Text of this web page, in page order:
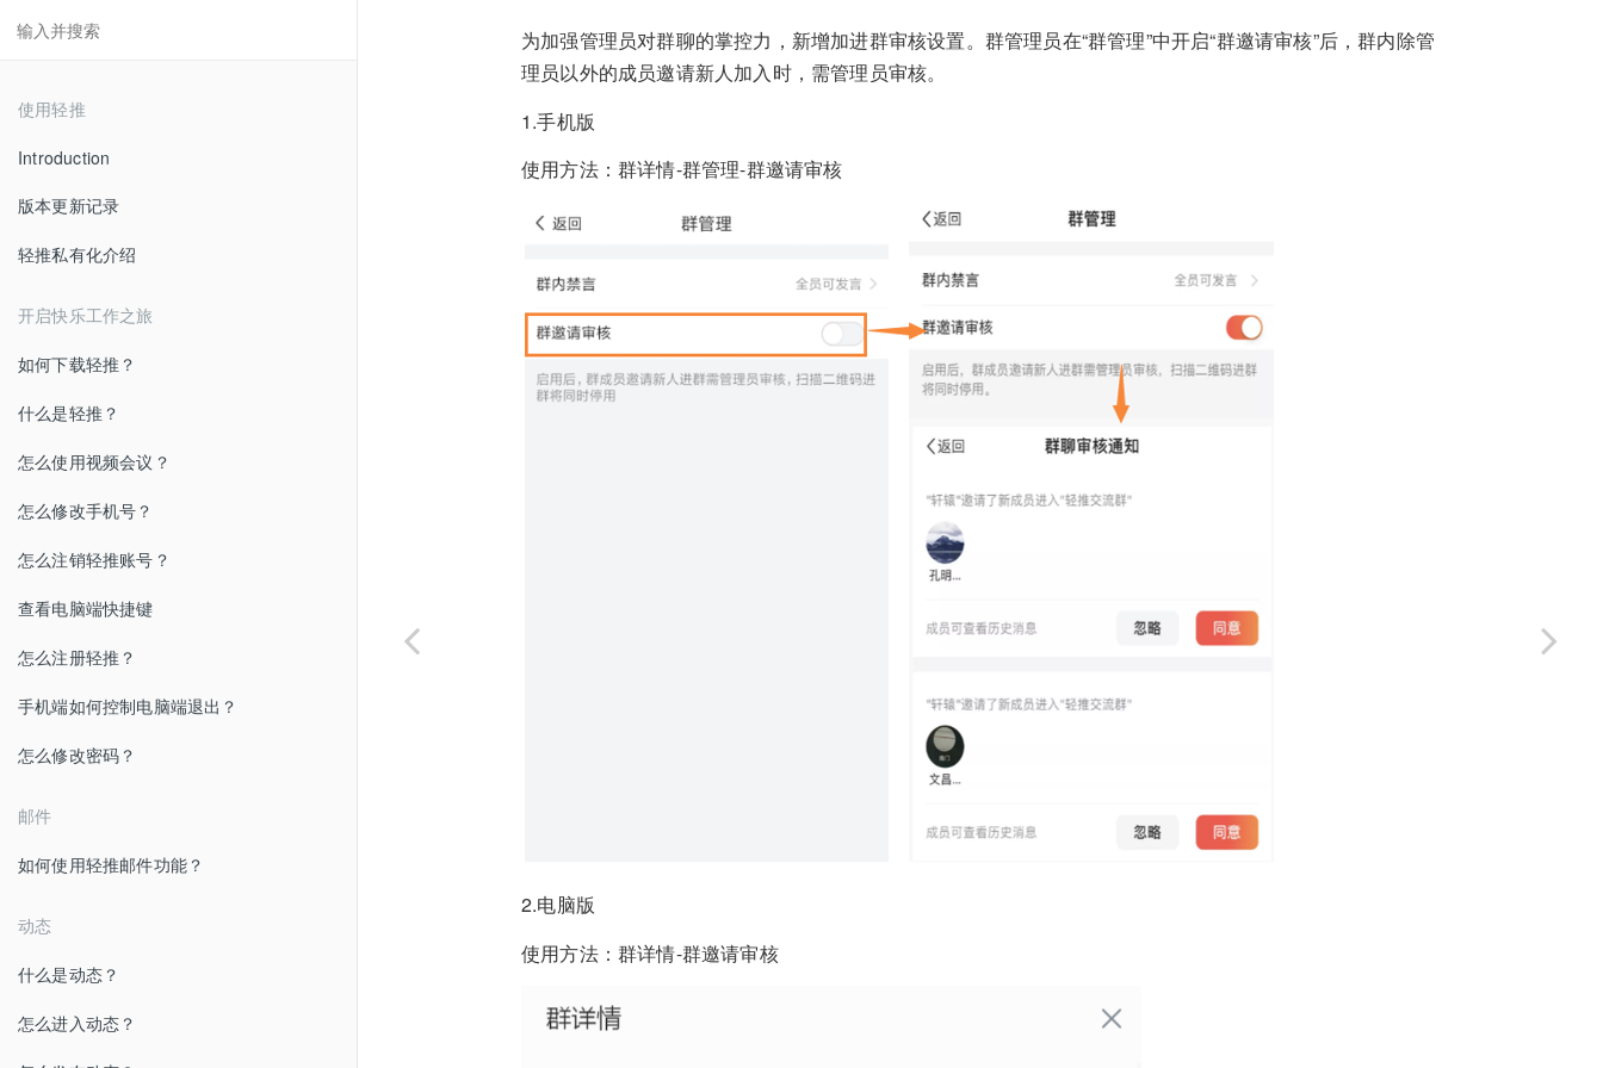
使用轻推
Introduction
版本更新记录
轻推私有化介绍
开启快乐工作之旅
如何下载轻推？
什么是轻推？
怎么使用视频会议？
怎么修改手机号？
怎么注销轻推账号？
查看电脑端快捷键
怎么注册轻推？
手机端如何控制电脑端退出？
怎么修改密码？
邮件
如何使用轻推邮件功能？
动态
什么是动态？
怎么进入动态？
为加强管理员对群聊的掌控力，新增加进群审核设置。群管理员在“群管理”中开启“群邀请审核”后，群内除管
理员以外的成员邀请新人加入时，需管理员审核。
1.手机版
使用方法：群详情-群管理-群邀请审核
2.电脑版
使用方法：群详情-群邀请审核